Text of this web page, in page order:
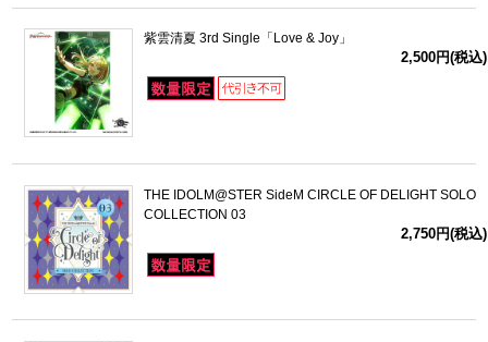
紫雲清夏 3rd Single「Love & Joy」
2,500円(税込)
THE IDOLM@STER SideM CIRCLE OF DELIGHT SOLO
COLLECTION 03
2,750円(税込)